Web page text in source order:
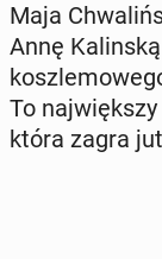
Maja
Annę
To
która zagra